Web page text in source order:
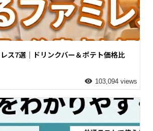
ス7選｜ドリンクバー＆ポテト価格比
103,094 views